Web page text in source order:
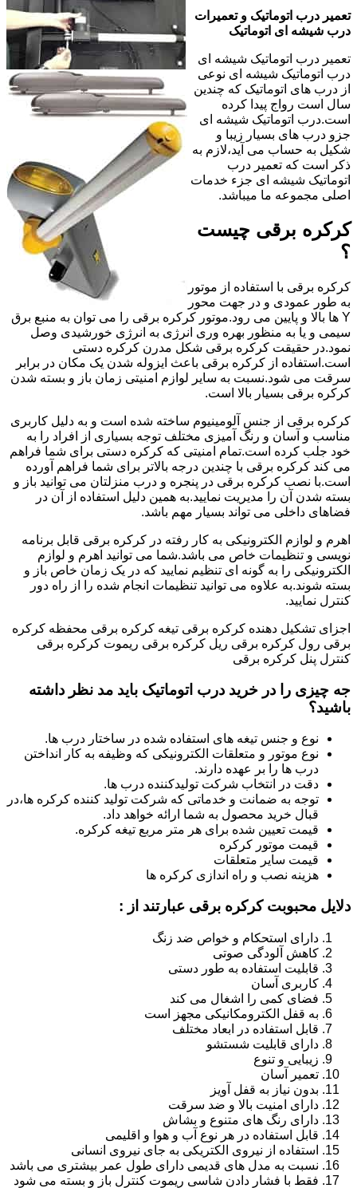
تعمیر درب اتوماتیک و تعمیرات
درب شیشه ای اتوماتیک
تعمیر درب اتوماتیک شیشه ای
درب اتوماتیک شیشه ای نوعی
از درب های اتوماتیک که چندین
سال است رواج پیدا کرده
است.درب اتوماتیک شیشه ای
جزو درب های بسیار زیبا و
شکیل به حساب می آید،لازم به
ذکر است که تعمیر درب
اتوماتیک شیشه ای جزء خدمات
اصلی مجموعه ما میباشد.
کرکره برقی چیست
؟
کرکره برقی با استفاده از موتور
به طور عمودی و در جهت محور
Y ها بالا و پایین می رود.موتور کرکره برقی را می توان به منبع برق
سیمی و یا به منظور بهره وری انرژی به انرژی خورشیدی وصل
نمود.در حقیقت کرکره برقی شکل مدرن کرکره دستی
است.استفاده از کرکره برقی باعث ایزوله شدن یک مکان در برابر
سرقت می شود.نسبت به سایر لوازم امنیتی زمان باز و بسته شدن
کرکره برقی بسیار بالا است.
کرکره برقی از جنس آلومینیوم ساخته شده است و به دلیل کاربری
مناسب و آسان و رنگ آمیزی مختلف توجه بسیاری از افراد را به
خود جلب کرده است.تمام امنیتی که کرکره دستی برای شما فراهم
می کند کرکره برقی با چندین درجه بالاتر برای شما فراهم آورده
است.با نصب کرکره برقی در پنجره و درب منزلتان می توانید باز و
بسته شدن آن را مدیریت نمایید.به همین دلیل استفاده از آن در
فضاهای داخلی می تواند بسیار مهم باشد.
اهرم و لوازم الکترونیکی به کار رفته در کرکره برقی قابل برنامه
نویسی و تنظیمات خاص می باشد.شما می توانید اهرم و لوازم
الکترونیکی را به گونه ای تنظیم نمایید که در یک زمان خاص باز و
بسته شوند.به علاوه می توانید تنظیمات انجام شده را از راه دور
کنترل نمایید.
اجزای تشکیل دهنده کرکره برقی تیغه کرکره برقی محفظه کرکره
برقی رول کرکره برقی ریل کرکره برقی ریموت کرکره برقی
کنترل پنل کرکره برقی
جه چیزی را در خرید درب اتوماتیک باید مد نظر داشته
باشید؟
نوع و جنس تیغه های استفاده شده در ساختار درب ها.
نوع موتور و متعلقات الکترونیکی که وظیفه به کار انداختن
درب ها را بر عهده دارند.
دقت در انتخاب شرکت تولیدکننده درب ها.
توجه به ضمانت و خدماتی که شرکت تولید کننده کرکره ها،در
قبال خرید محصول به شما ارائه خواهد داد.
قیمت تعیین شده برای هر متر مربع تیغه کرکره.
قیمت موتور کرکره
قیمت سایر متعلقات
هزینه نصب و راه اندازی کرکره ها
دلایل محبوبت کرکره برقی عبارتند از :
دارای استحکام و خواص ضد زنگ
کاهش آلودگی صوتی
قابلیت استفاده به طور دستی
کاربری آسان
فضای کمی را اشغال می کند
به قفل الکترومکانیکی مجهز است
قابل استفاده در ابعاد مختلف
دارای قابلیت شستشو
زیبایی و تنوع
تعمیر آسان
بدون نیاز به قفل آویز
دارای امنیت بالا و ضد سرقت
دارای رنگ های متنوع و بشاش
قابل استفاده در هر نوع آب و هوا و اقلیمی
استفاده از نیروی الکتریکی به جای نیروی انسانی
نسبت به مدل های قدیمی دارای طول عمر بیشتری می باشد
فقط با فشار دادن شاسی ریموت کنترل باز و بسته می شود